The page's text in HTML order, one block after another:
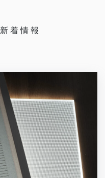
新着情報